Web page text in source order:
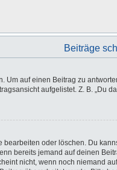
Beiträge
auf einen Beitrag zu
aufgelistet. Z. B. „Du
oder löschen. Du
bereits jemand auf deinen
nicht, wenn noch niemand